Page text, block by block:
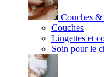
Couches &
Couches
Lingettes et
Soin pour le